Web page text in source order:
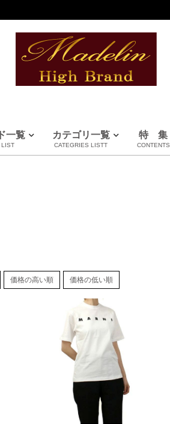
一覧
LIST
ンドを見る
カテゴリ一覧
CATEGRIES LISTT
特 集
CONTENTS
価格の高い順 価格の低い順